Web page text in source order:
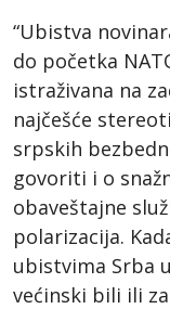
“Ubistva
do početka
istraživana na
najčešće
srpskih
govoriti i o
obaveštajne
polarizacija.
ubistvima Srba
većinski bili ili